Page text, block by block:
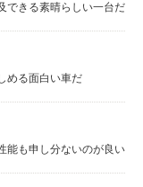
できる素晴らしい一台だ
める面白い車だ
能も申し分ないのが良い